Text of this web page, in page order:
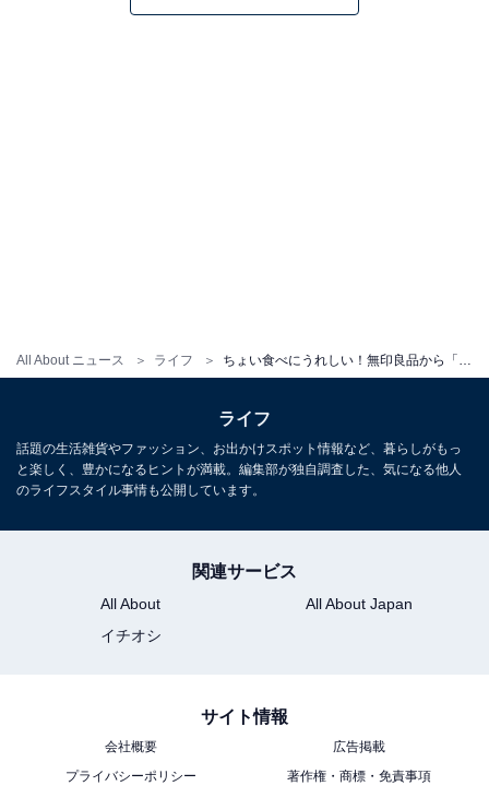
All About ニュース ライフ
小さめカレー パラックパニール（ほうれん草チーズカ
ライフ
話題の生活雑貨やファッション、お出かけスポット情報など、暮らしがもっ
と楽しく、豊かになるヒントが満載。編集部が独自調査した、気になる他人
のライフスタイル事情も公開しています。
関連サービス
All About
All About Japan
イチオシ
サイト情報
会社概要
広告掲載
プライバシーポリシー
著作権・商標・免責事項